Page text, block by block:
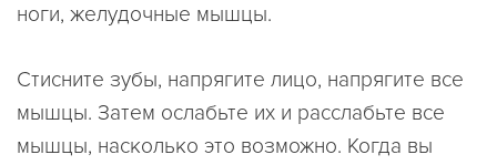
ноги, желудочные мышцы.
Стисните зубы, напрягите лицо, напрягите все
мышцы. Затем ослабьте их и расслабьте все
мышцы, насколько это возможно. Когда вы